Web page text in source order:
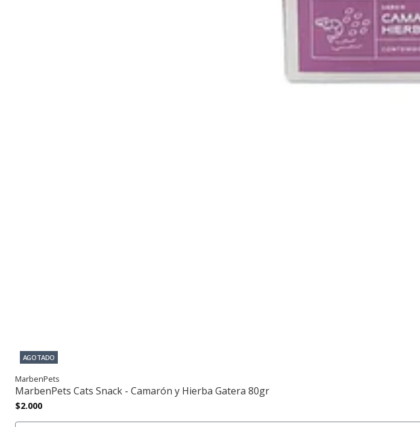
AGOTADO
MarbenPets
MarbenPets Cats Snack - Camarón y Hierba Gatera 80gr
$2.000